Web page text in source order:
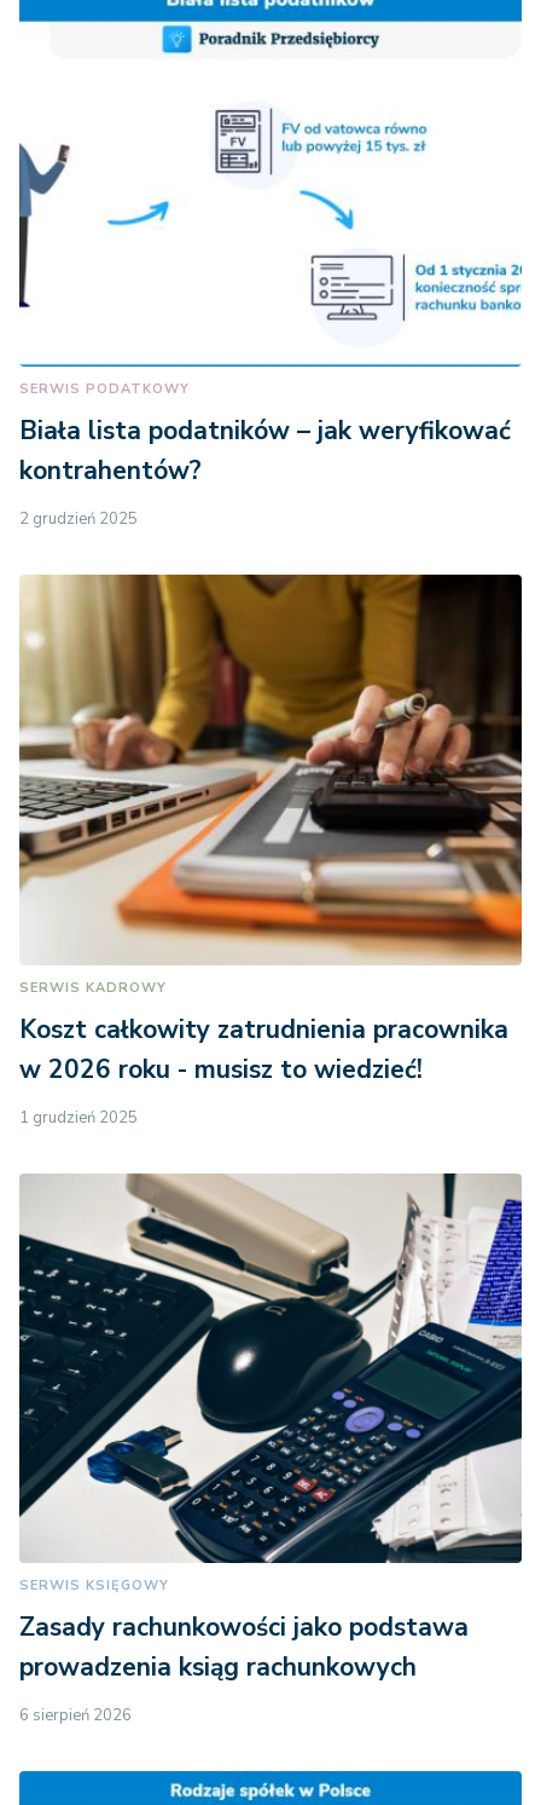
SERWIS PODATKOWY
Biała lista podatników – jak weryfikować
kontrahentów?
2 grudzień 2025
SERWIS KADROWY
Koszt całkowity zatrudnienia pracownika
w 2026 roku - musisz to wiedzieć!
1 grudzień 2025
SERWIS KSIĘGOWY
Zasady rachunkowości jako podstawa
prowadzenia ksiąg rachunkowych
6 sierpień 2026